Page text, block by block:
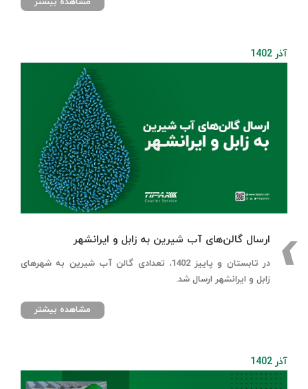
آذر 1402
ارسال گالن‌های آب شیرین به زابل و ایرانشهر
در تابستان و پاییز 1402، تعدادی گالن آب شیرین به شهرهای
زابل و ایرانشهر ارسال شد.
مشاهده بیشتر
آذر 1402